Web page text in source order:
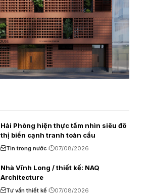
Hải Phòng hiện thực tầm nhìn siêu đô
thị biển cạnh tranh toàn cầu
Tin trong nước 07/08/2026
Nhà Vĩnh Long / thiết kế: NAQ
Architecture
Tư vấn thiết kế 07/08/2026